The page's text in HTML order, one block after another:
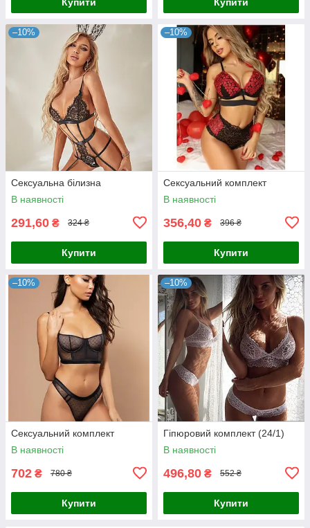
–10%
Сексуальна білизна
В наявності
291,60 ₴ 324 ₴
Купити
–10%
Сексуальний комплект
В наявності
356,40 ₴ 396 ₴
Купити
–10%
Сексуальний комплект
В наявності
702 ₴ 780 ₴
Купити
–10%
Гіпюровий комплект (24/1)
В наявності
496,80 ₴ 552 ₴
Купити